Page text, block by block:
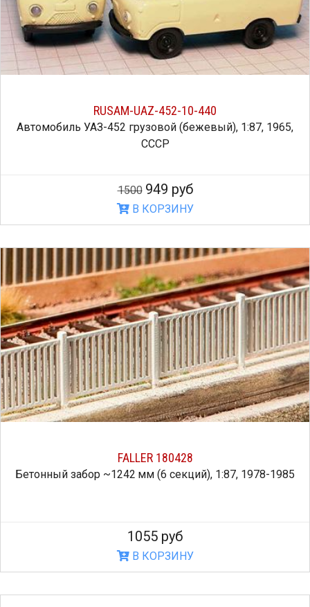
RUSAM-UAZ-452-10-440
Автомобиль УАЗ-452 грузовой (бежевый), 1:87, 1965,
СССР
1500 949 руб
В КОРЗИНУ
FALLER 180428
Бетонный забор ~1242 мм (6 секций), 1:87, 1978-1985
1055 руб
В КОРЗИНУ